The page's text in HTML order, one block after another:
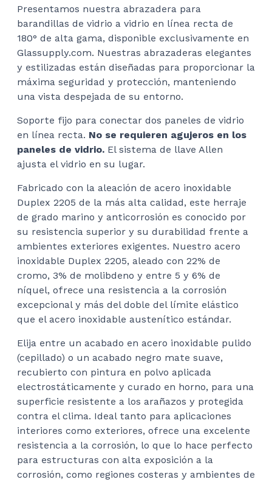
Presentamos nuestra abrazadera para
barandillas de vidrio a vidrio en línea recta de
180° de alta gama, disponible exclusivamente en
Glassupply.com. Nuestras abrazaderas elegantes
y estilizadas están diseñadas para proporcionar la
máxima seguridad y protección, manteniendo
una vista despejada de su entorno.
Soporte fijo para conectar dos paneles de vidrio
en línea recta. No se requieren agujeros en los
paneles de vidrio. El sistema de llave Allen
ajusta el vidrio en su lugar.
Fabricado con la aleación de acero inoxidable
Duplex 2205 de la más alta calidad, este herraje
de grado marino y anticorrosión es conocido por
su resistencia superior y su durabilidad frente a
ambientes exteriores exigentes. Nuestro acero
inoxidable Duplex 2205, aleado con 22% de
cromo, 3% de molibdeno y entre 5 y 6% de
níquel, ofrece una resistencia a la corrosión
excepcional y más del doble del límite elástico
que el acero inoxidable austenítico estándar.
Elija entre un acabado en acero inoxidable pulido
(cepillado) o un acabado negro mate suave,
recubierto con pintura en polvo aplicada
electrostáticamente y curado en horno, para una
superficie resistente a los arañazos y protegida
contra el clima. Ideal tanto para aplicaciones
interiores como exteriores, ofrece una excelente
resistencia a la corrosión, lo que lo hace perfecto
para estructuras con alta exposición a la
corrosión, como regiones costeras y ambientes de